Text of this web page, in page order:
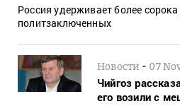
Россия удерживает более сорока
политзаключенных
Новости - 07
Чийгоз
его возили с